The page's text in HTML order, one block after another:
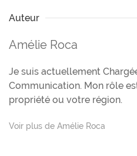
Auteur
Amélie Roca
Je suis actuellement
Communication. Mon rôle
propriété ou votre région.
Voir plus de Amélie Roca